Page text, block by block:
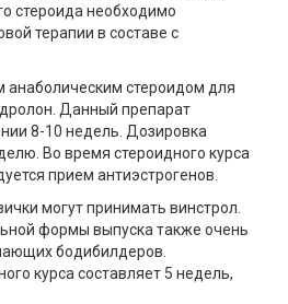
стероида необходимо
терапии в составе с
стероидом для
Данный препарат
8-10 недель. Дозировка
Во время стероидного курса
прием антиэстрогенов.
могут принимать винстрол.
формы выпуска также очень
бодибилдеров.
курса составляет 5 недель,